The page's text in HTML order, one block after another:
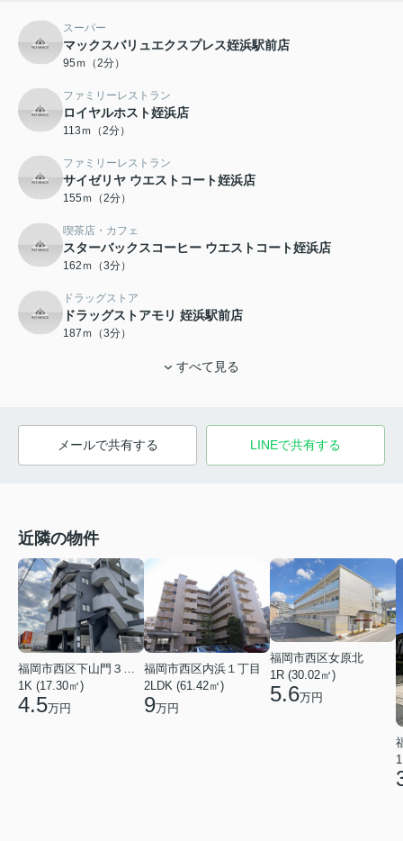
スーパー
マックスバリュエクスプレス姪浜駅前店
95ｍ（2分）
ファミリーレストラン
ロイヤルホスト姪浜店
113ｍ（2分）
ファミリーレストラン
サイゼリヤ ウエストコート姪浜店
155ｍ（2分）
喫茶店・カフェ
スターバックスコーヒー ウエストコート姪浜店
162ｍ（3分）
ドラッグストア
ドラッグストアモリ 姪浜駅前店
187ｍ（3分）
すべて見る
メールで共有する LINEで共有する
近隣の物件
1K (17.30㎡)
4.5万円
福岡市西区内浜１丁目
2LDK (61.42㎡)
9万円
福岡市西区女原北
1R (30.02㎡)
5.6万円